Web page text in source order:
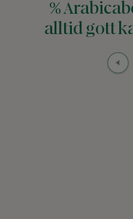
%
alltid gott